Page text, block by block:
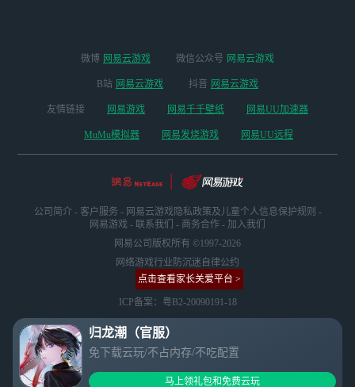
归龙潮（官服）
免下载云玩/不占内存/不吃配置
马上领礼包和免费云玩
微博 网易云游戏 微信公众号 网易云游戏
B站 网易云游戏 抖音 网易云游戏
友情链接 网易游戏 网易千千壁纸 网易UU加速器
MuMu模拟器 网易发烧游戏 网易UU远程
公司简介 - 客户服务 - 网易云游戏隐私政策及儿童个人信息保护规则 -
网易游戏 - 联系我们 - 商务合作 - 加入我们
网易公司版权所有 ©1997-2026
网络游戏行业防沉迷自律公约
点击查看家长关爱平台 >
ICP备案：粤B2-20090191-18